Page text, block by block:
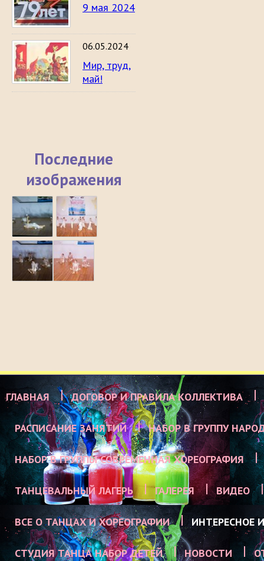
9 мая 2024
06.05.2024
Мир, труд,
май!
Последние
изображения
ГЛАВНАЯ ДОГОВОР И ПРАВИЛА КОЛЛЕКТИВА
РАСПИСАНИЕ ЗАНЯТИЙ НАБОР В ГРУППУ
НАБОР В ГРУППЫ СОВРЕМЕННАЯ ХОРЕОГРАФИЯ
ТАНЦЕВАЛЬНЫЙ ЛАГЕРЬ ГАЛЕРЕЯ ВИДЕО
ВСЕ О ТАНЦАХ И ХОРЕОГРАФИИ ИНТЕРЕСНОЕ
СТУДИЯ ТАНЦА НАБОР ДЕТЕЙ НОВОСТИ